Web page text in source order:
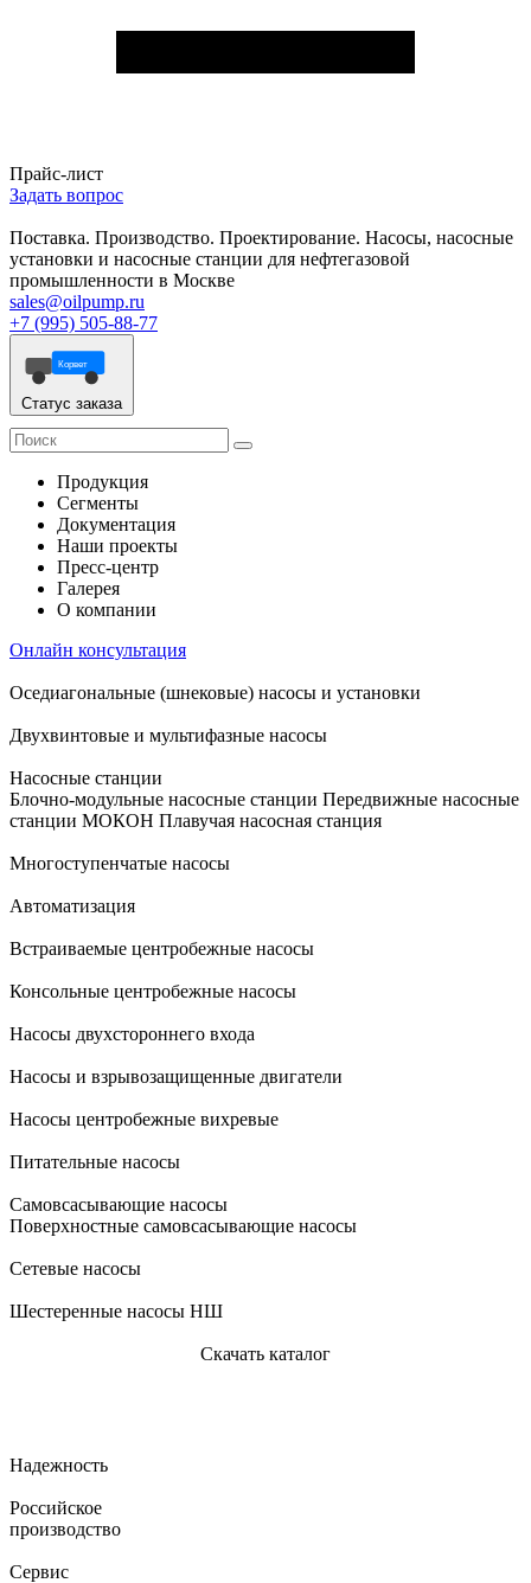
Прайс-лист
Задать вопрос
Поставка. Производство. Проектирование. Насосы, насосные
установки и насосные станции для нефтегазовой
промышленности в Москве
sales@oilpump.ru
+7 (995) 505-88-77
Корвет
Статус заказа
Продукция
Сегменты
Документация
Наши проекты
Пресс-центр
Галерея
О компании
Онлайн консультация
Оседиагональные (шнековые) насосы и установки
Двухвинтовые и мультифазные насосы
Насосные станции
Блочно-модульные насосные станции Передвижные насосные
станции МОКОН Плавучая насосная станция
Многоступенчатые насосы
Автоматизация
Встраиваемые центробежные насосы
Консольные центробежные насосы
Насосы двухстороннего входа
Насосы и взрывозащищенные двигатели
Насосы центробежные вихревые
Питательные насосы
Самовсасывающие насосы
Поверхностные самовсасывающие насосы
Сетевые насосы
Шестеренные насосы НШ
Скачать каталог
Надежность
Российское
производство
Сервис